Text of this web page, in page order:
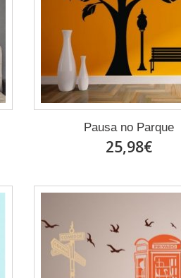
Pausa no Parque
25,98€